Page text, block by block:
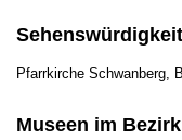
Pfarrkirche Schwanberg,
Museen im Bezirk